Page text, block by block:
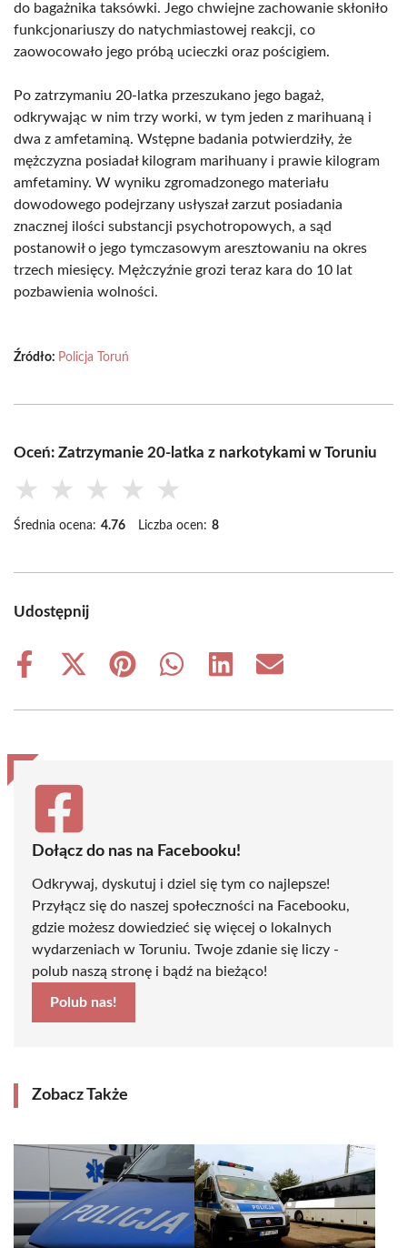
do bagażnika taksówki. Jego chwiejne zachowanie skłoniło
funkcjonariuszy do natychmiastowej reakcji, co
zaowocowało jego próbą ucieczki oraz pościgiem.
Po zatrzymaniu 20-latka przeszukano jego bagaż,
odkrywając w nim trzy worki, w tym jeden z marihuaną i
dwa z amfetaminą. Wstępne badania potwierdziły, że
mężczyzna posiadał kilogram marihuany i prawie kilogram
amfetaminy. W wyniku zgromadzonego materiału
dowodowego podejrzany usłyszał zarzut posiadania
znacznej ilości substancji psychotropowych, a sąd
postanowił o jego tymczasowym aresztowaniu na okres
trzech miesięcy. Mężczyźnie grozi teraz kara do 10 lat
pozbawienia wolności.
Źródło: Policja Toruń
Oceń: Zatrzymanie 20-latka z narkotykami w Toruniu
★ ★ ★ ★ ★
Średnia ocena: 4.76 Liczba ocen: 8
Udostępnij
Share
Share
(Twitter)
Share
Share
Share
Share
Dołącz do nas na Facebooku!
Odkrywaj, dyskutuj i dziel się tym co najlepsze!
Przyłącz się do naszej społeczności na Facebooku,
gdzie możesz dowiedzieć się więcej o lokalnych
wydarzeniach w Toruniu. Twoje zdanie się liczy -
polub naszą stronę i bądź na bieżąco!
Polub nas!
Zobacz Także